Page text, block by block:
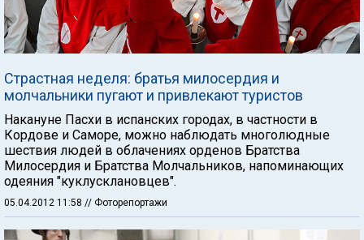
Страстная неделя: братья милосердия и
молчальники пугают и привлекают туристов
Накануне Пасхи в испанских городах, в частности в
Кордове и Саморе, можно наблюдать многолюдные
шествия людей в облачениях орденов Братства
Милосердия и Братства Молчальников, напоминающих
одеяния "куклусклановцев".
05.04.2012 11:58 // Фоторепортажи